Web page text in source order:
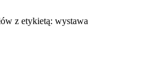
z etykietą: wystawa